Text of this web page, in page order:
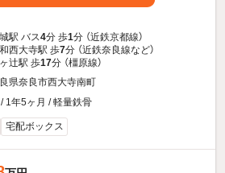
駅 バス4分 歩1分 （近鉄京都線）
西大寺駅 歩7分 （近鉄奈良線など）
辻駅 歩17分 （橿原線）
県奈良市西大寺南町
1年5ヶ月 / 軽量鉄骨
宅配ボックス